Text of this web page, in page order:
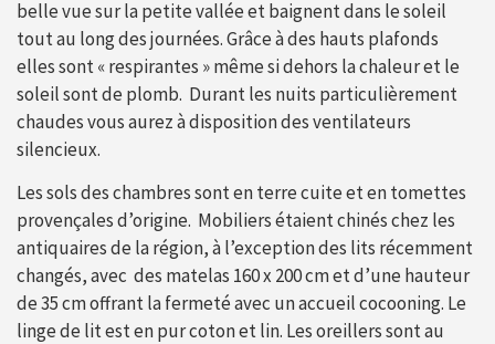
belle vue sur la petite vallée et baignent dans le soleil
tout au long des journées. Grâce à des hauts plafonds
elles sont « respirantes » même si dehors la chaleur et le
soleil sont de plomb. Durant les nuits particulièrement
chaudes vous aurez à disposition des ventilateurs
silencieux.
Les sols des chambres sont en terre cuite et en tomettes
provençales d’origine. Mobiliers étaient chinés chez les
antiquaires de la région, à l’exception des lits récemment
changés, avec des matelas 160 x 200 cm et d’une hauteur
de 35 cm offrant la fermeté avec un accueil cocooning. Le
linge de lit est en pur coton et lin. Les oreillers sont au